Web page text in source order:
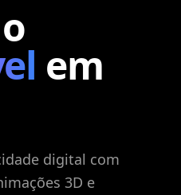
em
digital com
3D e